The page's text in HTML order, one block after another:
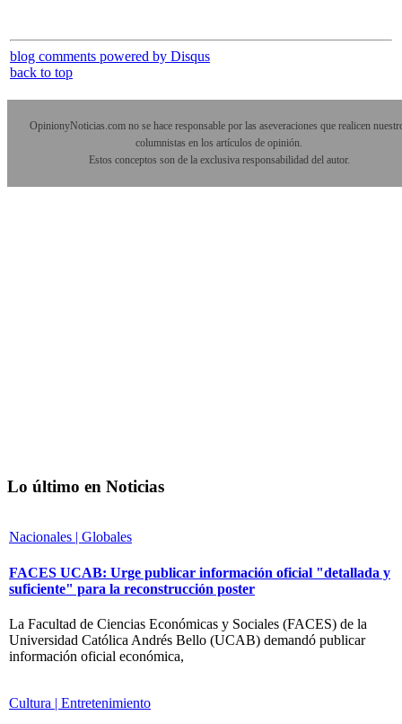
blog comments powered by Disqus
back to top
OpinionyNoticias.com no se hace responsable por las aseveraciones que realicen
columnistas en los artículos de opinión.
Estos conceptos son de la exclusiva responsabilidad del autor.
Lo último en Noticias
Nacionales | Globales
FACES UCAB: Urge publicar información oficial "detallada y
suficiente" para la reconstrucción poster
La Facultad de Ciencias Económicas y Sociales (FACES) de la
Universidad Católica Andrés Bello (UCAB) demandó publicar
información oficial económica,
Cultura | Entretenimiento